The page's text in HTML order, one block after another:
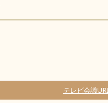
テレビ会議URL